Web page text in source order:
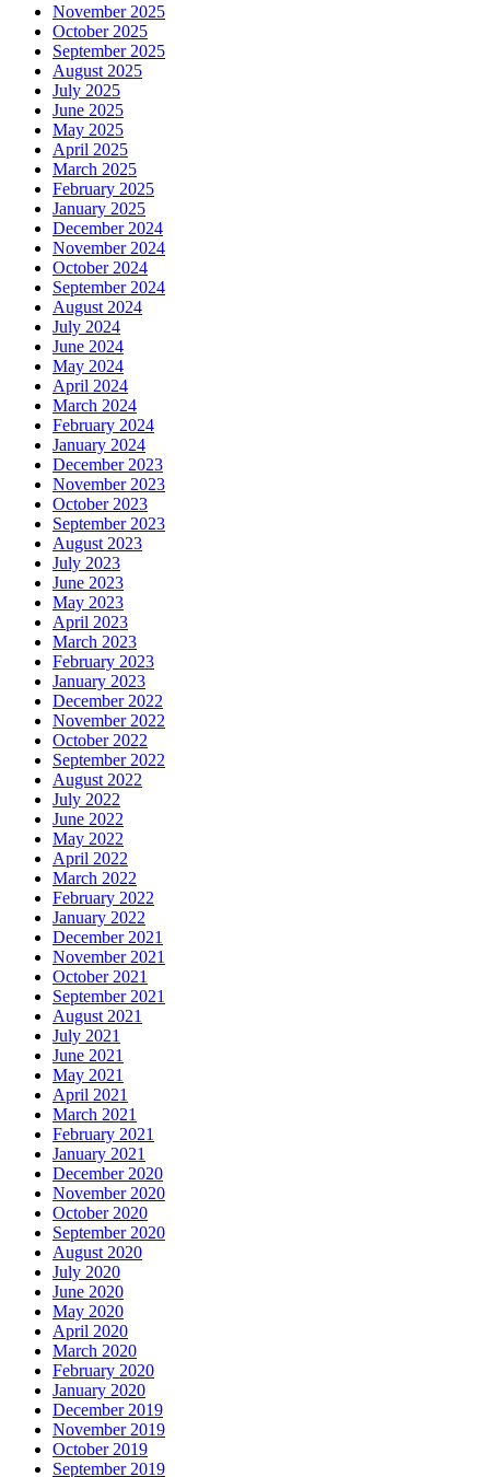
November 2025
October 2025
September 2025
August 2025
July 2025
June 2025
May 2025
April 2025
March 2025
February 2025
January 2025
December 2024
November 2024
October 2024
September 2024
August 2024
July 2024
June 2024
May 2024
April 2024
March 2024
February 2024
January 2024
December 2023
November 2023
October 2023
September 2023
August 2023
July 2023
June 2023
May 2023
April 2023
March 2023
February 2023
January 2023
December 2022
November 2022
October 2022
September 2022
August 2022
July 2022
June 2022
May 2022
April 2022
March 2022
February 2022
January 2022
December 2021
November 2021
October 2021
September 2021
August 2021
July 2021
June 2021
May 2021
April 2021
March 2021
February 2021
January 2021
December 2020
November 2020
October 2020
September 2020
August 2020
July 2020
June 2020
May 2020
April 2020
March 2020
February 2020
January 2020
December 2019
November 2019
October 2019
September 2019